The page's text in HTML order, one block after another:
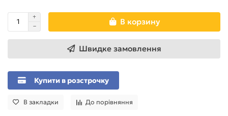
В корзину
Швидке замовлення
Купити в розстрочку
В закладки До порівняння